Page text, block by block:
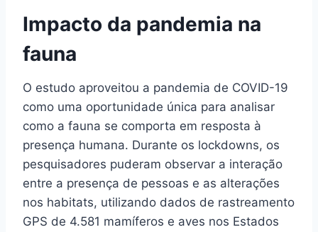
Impacto da pandemia na
fauna
O estudo aproveitou a pandemia de COVID-19
como uma oportunidade única para analisar
como a fauna se comporta em resposta à
presença humana. Durante os lockdowns, os
pesquisadores puderam observar a interação
entre a presença de pessoas e as alterações
nos habitats, utilizando dados de rastreamento
GPS de 4.581 mamíferos e aves nos Estados